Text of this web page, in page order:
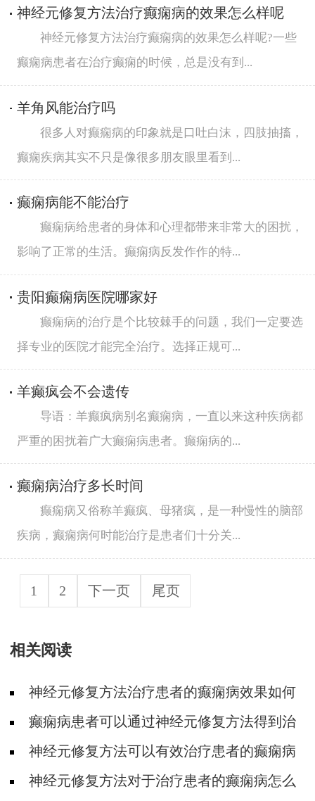
神经元修复方法治疗癫痫病的效果怎么样呢
神经元修复方法治疗癫痫病的效果怎么样呢?一些
癫痫病患者在治疗癫痫的时候，总是没有到...
羊角风能治疗吗
很多人对癫痫病的印象就是口吐白沫，四肢抽搐，
癫痫疾病其实不只是像很多朋友眼里看到...
癫痫病能不能治疗
癫痫病给患者的身体和心理都带来非常大的困扰，
影响了正常的生活。癫痫病反发作作的特...
贵阳癫痫病医院哪家好
癫痫病的治疗是个比较棘手的问题，我们一定要选
择专业的医院才能完全治疗。选择正规可...
羊癫疯会不会遗传
导语：羊癫疯病别名癫痫病，一直以来这种疾病都
严重的困扰着广大癫痫病患者。癫痫病的...
癫痫病治疗多长时间
癫痫病又俗称羊癫疯、母猪疯，是一种慢性的脑部
疾病，癫痫病何时能治疗是患者们十分关...
1 2 下一页 尾页
相关阅读
神经元修复方法治疗患者的癫痫病效果如何
癫痫病患者可以通过神经元修复方法得到治
疗吗神经元修复方法可以有效治疗患者的癫痫病
吗
神经元修复方法对于治疗患者的癫痫病怎么